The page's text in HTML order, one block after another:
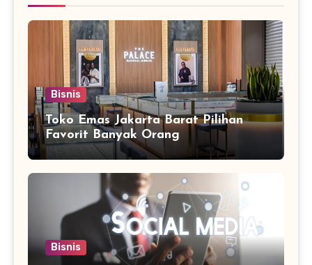
Bisnis
Toko Emas Jakarta Barat Pilihan
Favorit Banyak Orang
Bisnis